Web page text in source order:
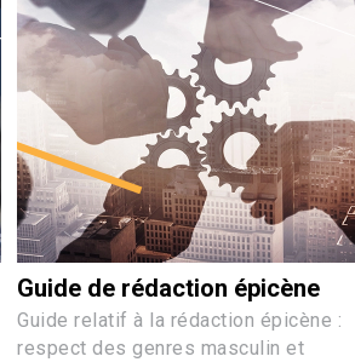
Guide de rédaction épicène
Guide relatif à la rédaction épicène :
respect des genres masculin et